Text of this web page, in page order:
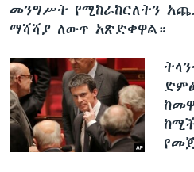
መንግሥት የሚከራከርለትን
ማሻሻያ ለውጥ አጽድቀዋል።